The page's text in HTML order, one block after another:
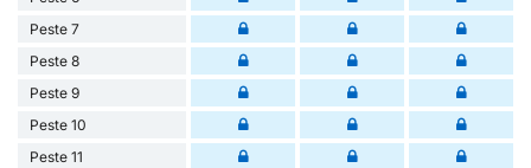
Peste 7
Peste 8
Peste 9
Peste 10
Peste 11